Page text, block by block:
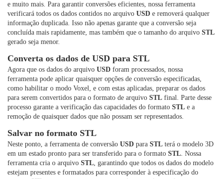
e muito mais. Para garantir conversões eficientes, nossa ferramenta
verificará todos os dados contidos no arquivo USD e removerá qualquer
informação duplicada. Isso não apenas garante que a conversão seja
concluída mais rapidamente, mas também que o tamanho do arquivo STL
gerado seja menor.
Converta os dados de USD para STL
Agora que os dados do arquivo USD foram processados, nossa
ferramenta pode aplicar quaisquer opções de conversão especificadas,
como habilitar o modo Voxel, e com estas aplicadas, preparar os dados
para serem convertidos para o formato de arquivo STL final. Parte desse
processo garante a verificação das capacidades do formato STL e a
remoção de quaisquer dados que não possam ser representados.
Salvar no formato STL
Neste ponto, a ferramenta de conversão USD para STL terá o modelo 3D
em um estado pronto para ser transferido para o formato STL. Nossa
ferramenta cria o arquivo STL, garantindo que todos os dados do modelo
estejam presentes e formatados para corresponder à especificação do